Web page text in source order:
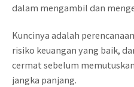
dalam mengambil dan
Kuncinya adalah
risiko keuangan yang baik,
cermat sebelum
jangka panjang.